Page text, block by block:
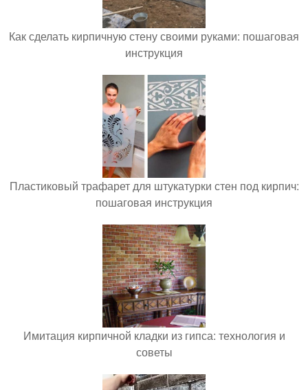
Как сделать кирпичную стену своими руками: пошаговая
инструкция
Пластиковый трафарет для штукатурки стен под кирпич:
пошаговая инструкция
Имитация кирпичной кладки из гипса: технология и
советы